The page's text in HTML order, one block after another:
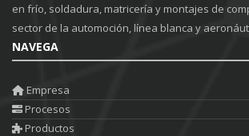
en frío, soldadura, matricería y montajes de
sector de la automoción, línea blanca y
NAVEGA
Empresa
Procesos
Productos